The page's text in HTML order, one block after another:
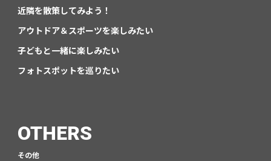
近隣を散策してみよう！
アウトドア＆スポーツを楽しみたい
子どもと一緒に楽しみたい
フォトスポットを巡りたい
OTHERS
その他